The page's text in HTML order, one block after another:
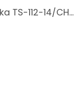
Dámska kožená kabelka TS-112-14/CHOCO